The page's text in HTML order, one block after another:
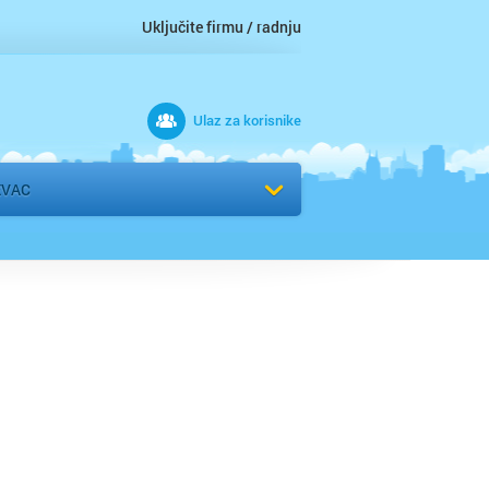
Uključite firmu / radnju
Ulaz za korisnike